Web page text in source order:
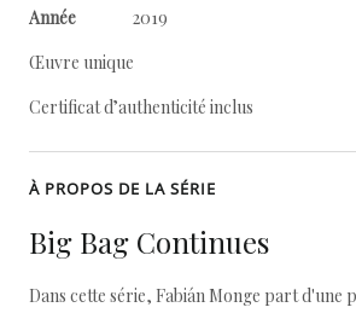
Année
2019
Œuvre unique
Certificat d’authenticité inclus
À PROPOS DE LA SÉRIE
Big Bag Continues
Dans cette série, Fabián Monge part d'une